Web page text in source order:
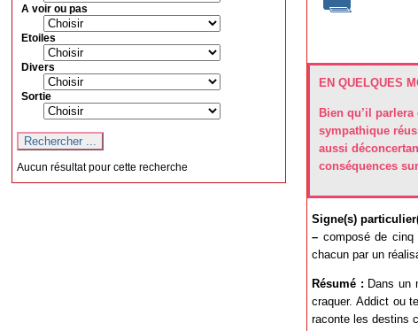
EN QUELQUES
Bien qu’il
sympathique
aussi
conséquences
Signe(s)
– composé de
chacun par un
Résumé : Dans un
craquer. Addict ou
raconte les destins
A voir ou pas
Etoiles
Divers
Sortie
Aucun résultat pour cette recherche